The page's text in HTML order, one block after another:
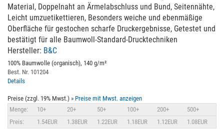
Material, Doppelnaht an Ärmelabschluss und Bund, Seitennähte,
Leicht umzuetikettieren, Besonders weiche und ebenmäßige
Oberfläche für gestochen scharfe Druckergebnisse, Getestet und
bestätigt für alle Baumwoll-Standard-Drucktechniken
Hersteller: B&C
100% Baumwolle (organisch), 140 g/m²
Best. Nr. 101204
Details
Preise (zzgl. 19% Mwst.) » Preise mit Mwst. anzeigen
Menge:
10+ 20+ 50+ 100+ 200+
500+
Preis:
1.54EUR 1.38EUR 1.22EUR 1.18EUR 1.12EUR 1.08EUR